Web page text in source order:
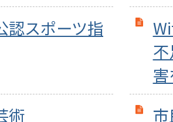
認スポーツ指
術